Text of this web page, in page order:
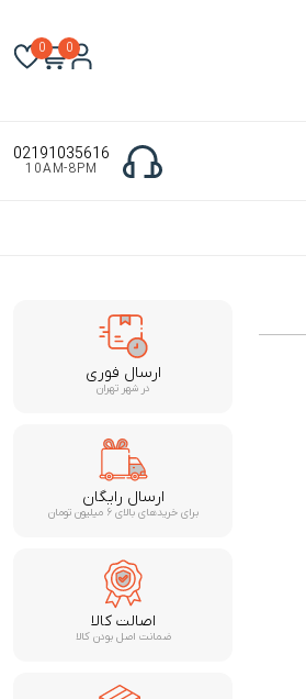
0
0
02191035616
10AM-8PM
ارسال فوری
در شهر تهران
ارسال رایگان
برای خریدهای بالای ۶ میلیون تومان
اصالت کالا
ضمانت اصل بودن کالا